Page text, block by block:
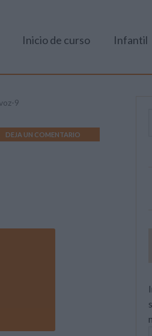
Inicio de curso Infantil
9
DEJA UN COMENTARIO